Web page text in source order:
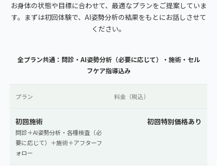
お身体の状態や目標に合わせて、最適なプランをご提案していま
す。まずは初回体験で、AI姿勢分析の結果をもとにお話しさせて
ください。
全プラン共通：問診・AI姿勢分析（必要に応じて）・施術・セル
フケア指導込み
プラン 料金（税込）
初回施術
問診＋AI姿勢分析・各種検査（必
要に応じて）＋施術＋アフターフ
ォロー
初回特別価格あり